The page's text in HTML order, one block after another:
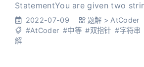
StatementYou are given two
TTT. Determine whether it is
SSS equal TTT by performing
2022-07-09 题解 > AtCoder
#AtCoder #中等 #双指针 #字符串
解